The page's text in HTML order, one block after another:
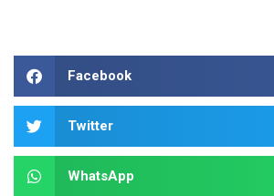
Facebook
Twitter
WhatsApp